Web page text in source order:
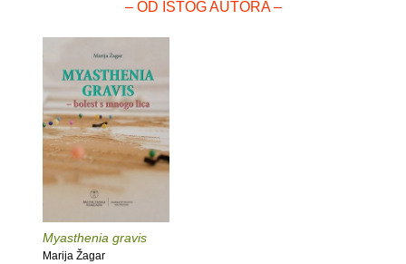
– OD ISTOG AUTORA –
Myasthenia gravis
Marija Žagar